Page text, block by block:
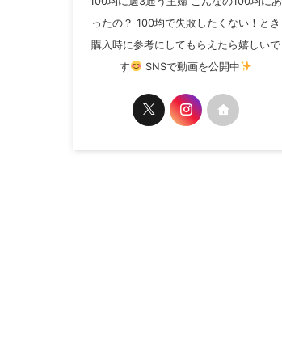
ったの？ 100均で失敗したくない！とき
購入時に参考にしてもらえたら嬉しいで
す
SNSで動画を公開中